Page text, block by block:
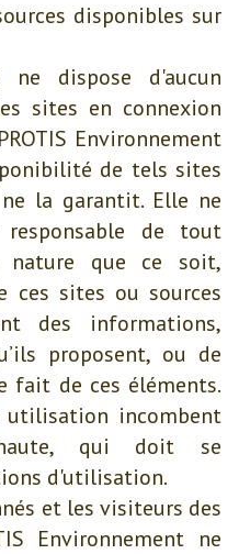
disponibles sur
ne dispose d'aucun
sites en connexion
Environnement
de tels sites
la garantit. Elle ne
de tout
nature que ce soit,
ces sites ou sources
des informations,
proposent, ou de
fait de ces éléments.
utilisation incombent
qui doit se
d'utilisation.
et les visiteurs des
Environnement ne